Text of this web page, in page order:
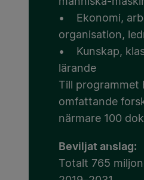
• Ekonomi,
organisation,
• Kunskap,
lärande
Till programmet
omfattande
närmare 100
Beviljat anslag:
Totalt 765